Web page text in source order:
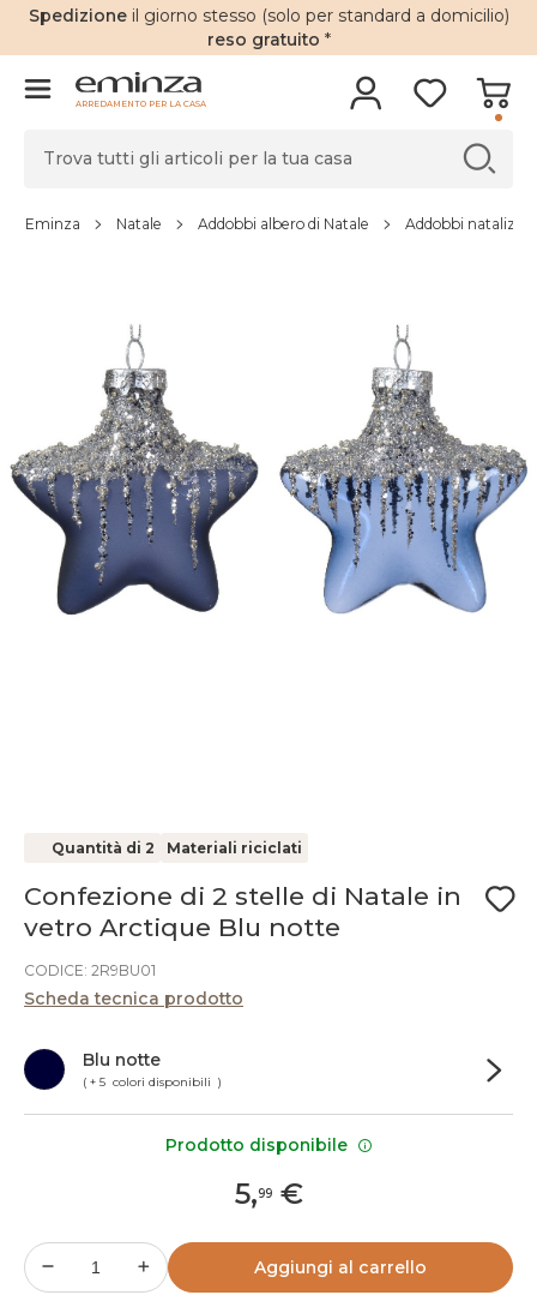
Spedizione il giorno stesso (solo per standard a domicilio)
reso gratuito *
ARREDAMENTO PER LA CASA
Eminza Natale Addobbi albero di Natale Addobbi natalizi
Quantità di 2 Materiali riciclati
Confezione di 2 stelle di Natale in
vetro Arctique Blu notte
CODICE: 2R9BU01
Scheda tecnica prodotto
Blu notte
( + 5 colori disponibili )
5,99€
Aggiungi al carrello